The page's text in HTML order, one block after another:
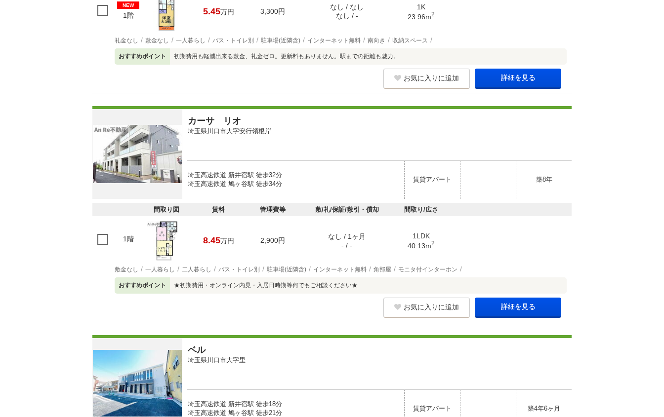
NEW
1階 5.45万円 3,300円
なし / なし
なし / -
1K
23.96m2
礼金なし 敷金なし 一人暮らし バス・トイレ別 駐車場(近隣含) インターネット無料 南向き 収納スペース
おすすめポイント 初期費用も軽減出来る敷金、礼金ゼロ。更新料もありません。駅までの距離も魅力。
お気に入りに追加 詳細を見る
カーサ リオ
埼玉県川口市大字安行領根岸
埼玉高速鉄道 新井宿駅 徒歩32分
埼玉高速鉄道 鳩ヶ谷駅 徒歩34分
賃貸アパート 築8年
間取り図 賃料 管理費等 敷/礼/保証/敷引・償却 間取り/広さ
1階 8.45万円 2,900円
なし / 1ヶ月
- / -
1LDK
40.13m2
敷金なし 一人暮らし 二人暮らし バス・トイレ別 駐車場(近隣含) インターネット無料 角部屋 モニタ付インターホン
おすすめポイント ★初期費用・オンライン内見・入居日時期等何でもご相談ください★
お気に入りに追加 詳細を見る
ベル
埼玉県川口市大字里
埼玉高速鉄道 新井宿駅 徒歩18分
埼玉高速鉄道 鳩ヶ谷駅 徒歩21分
賃貸アパート 築4年6ヶ月